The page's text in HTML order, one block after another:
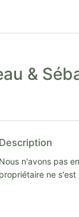
&
Description
Nous n'avons pas
propriétaire ne s'est